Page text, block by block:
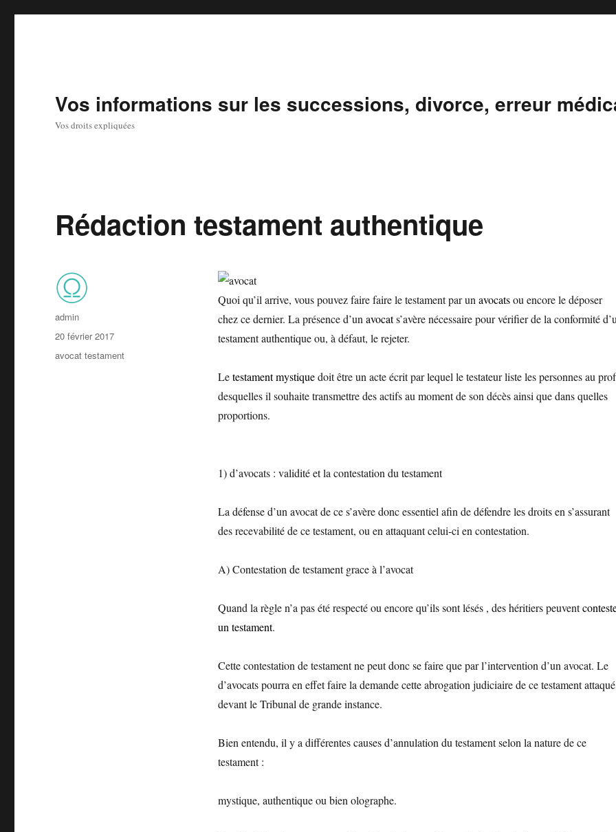
Vos informations sur les successions, divorce, erreur
Vos droits expliquées
Rédaction testament authentique
Quoi qu’il arrive, vous pouvez faire faire le testament par unavocatsou encore le déposer
chez ce dernier. La présence d’unavocats’avère nécessaire pour vérifier de la conformité
testament authentique ou, à défaut, le rejeter.
Letestament mystiquedoit être un acte écrit par lequel le testateur liste les personnes au
desquelles il souhaite transmettre des actifs au moment de son décès ainsi que dans quelles
proportions.
1) d’avocats : validité et la contestation du testament
La défense d’un avocat de ce s’avère donc essentiel afin de défendre les droits en s’assurant
des recevabilité de ce testament, ou en attaquant celui-ci en contestation.
A) Contestation de testament grace à l’avocat
Quand la règle n’a pas été respecté ou encore qu’ils sont lésés , des héritiers peuvent
un testament.
Cette contestation de testament ne peut donc se faire que par l’intervention d’un avocat. Le
d’avocats pourra en effet faire la demande cette abrogation judiciaire de ce testament attaqué
devant le Tribunal de grande instance.
Bien entendu, il y a différentes causes d’annulation du testament selon la nature de ce
testament :
mystique, authentique ou bien olographe.
Auteur
admin
Publié
20 février 2017
Catégories
avocat testament